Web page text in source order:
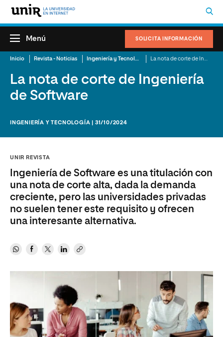
SOLICITA INFORMACIÓN
Menú
Inicio Revista - Noticias Ingeniería y Tecnología
La nota de corte de Ingeniería
de Software
INGENIERÍA Y TECNOLOGÍA | 31/10/2024
UNIR REVISTA
Ingeniería de Software es una titulación con
una nota de corte alta, dada la demanda
creciente, pero las universidades privadas
no suelen tener este requisito y ofrecen
una interesante alternativa.